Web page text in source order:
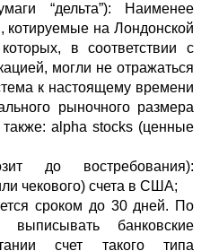
“дельта”): Наименее
котируемые на Лондонской
в соответствии с
могли не отражаться
к настоящему времени
рыночного размера
alpha stocks (ценные
до востребования):
чекового) счета в США;
сроком до 30 дней. По
банковские
счет такого типа